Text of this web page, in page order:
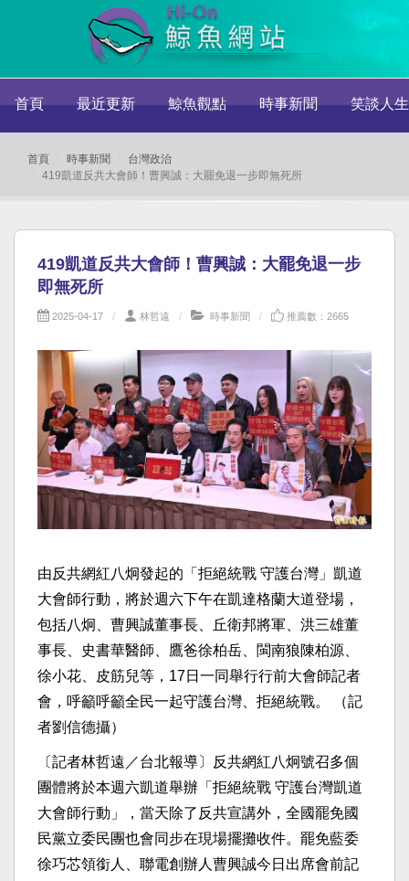
首頁 最近更新 鯨魚觀點 時事新聞 笑談人生
首頁 時事新聞
台灣政治
419凱道反共大會師！曹興誠：大罷免退一步即無死所
419凱道反共大會師！曹興誠：大罷免退一步
即無死所
2025-04-17 林哲遠 時事新聞 推薦數：2665
由反共網紅八炯發起的「拒絕統戰 守護台灣」凱道
大會師行動，將於週六下午在凱達格蘭大道登場，
包括八炯、曹興誠董事長、丘衛邦將軍、洪三雄董
事長、史書華醫師、鷹爸徐柏岳、閩南狼陳柏源、
徐小花、皮筋兒等，17日一同舉行行前大會師記者
會，呼籲呼籲全民一起守護台灣、拒絕統戰。 （記
者劉信德攝）
〔記者林哲遠／台北報導〕反共網紅八炯號召多個
團體將於本週六凱道舉辦「拒絕統戰 守護台灣凱道
大會師行動」，當天除了反共宣講外，全國罷免國
民黨立委民團也會同步在現場擺攤收件。罷免藍委
徐巧芯領銜人、聯電創辦人曹興誠今日出席會前記